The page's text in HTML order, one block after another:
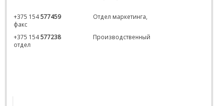
+375 154577459
Отдел маркетинга,
факс
+375 154577238
Производственный
отдел